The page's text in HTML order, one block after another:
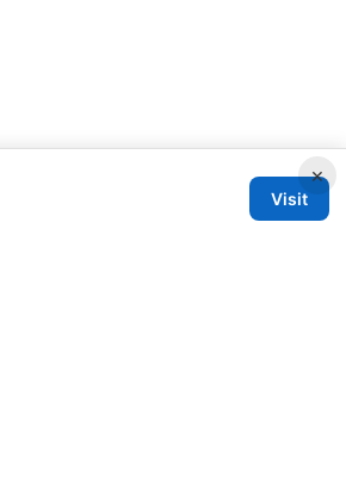
×
Visit